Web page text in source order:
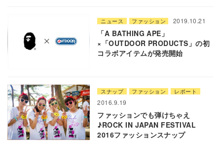
ニュース ファッション 2019.10.21
「A BATHING APE」
×「OUTDOOR PRODUCTS」の初
コラボアイテムが発売開始
スナップ ファッション レポート
2016.9.19
ファッションでも弾けちゃえ
♪ROCK IN JAPAN FESTIVAL
2016ファッションスナップ